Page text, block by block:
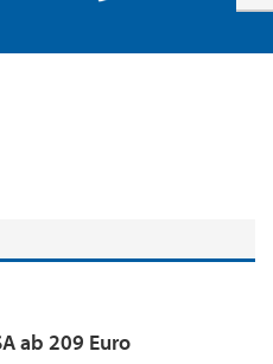
ab 209 Euro